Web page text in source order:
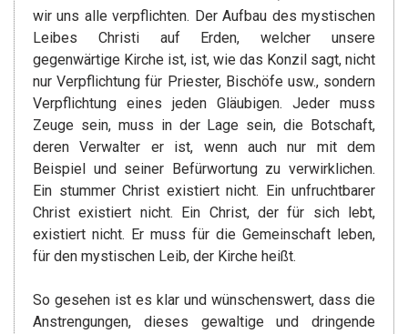
wir uns alle verpflichten. Der Aufbau des mystischen
Leibes Christi auf Erden, welcher unsere
gegenwärtige Kirche ist, ist, wie das Konzil sagt, nicht
nur Verpflichtung für Priester, Bischöfe usw., sondern
Verpflichtung eines jeden Gläubigen. Jeder muss
Zeuge sein, muss in der Lage sein, die Botschaft,
deren Verwalter er ist, wenn auch nur mit dem
Beispiel und seiner Befürwortung zu verwirklichen.
Ein stummer Christ existiert nicht. Ein unfruchtbarer
Christ existiert nicht. Ein Christ, der für sich lebt,
existiert nicht. Er muss für die Gemeinschaft leben,
für den mystischen Leib, der Kirche heißt.
So gesehen ist es klar und wünschenswert, dass die
Anstrengungen, dieses gewaltige und dringende